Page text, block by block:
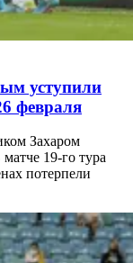
уступили
февраля
Захаром
19-го тура
потерпели